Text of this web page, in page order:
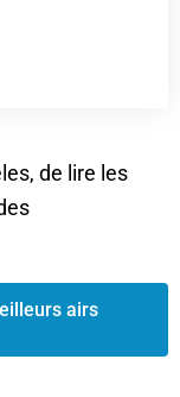
de lire les
airs